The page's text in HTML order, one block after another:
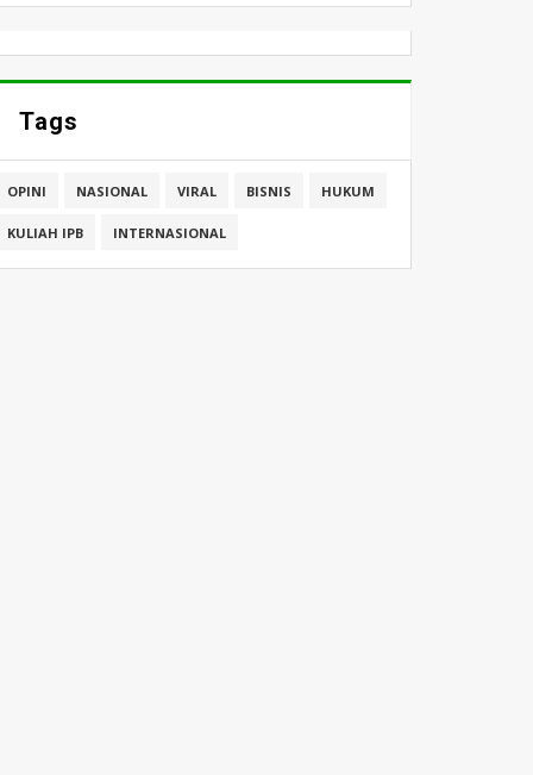
Tags
OPINI NASIONAL VIRAL BISNIS HUKUM
KULIAH IPB INTERNASIONAL